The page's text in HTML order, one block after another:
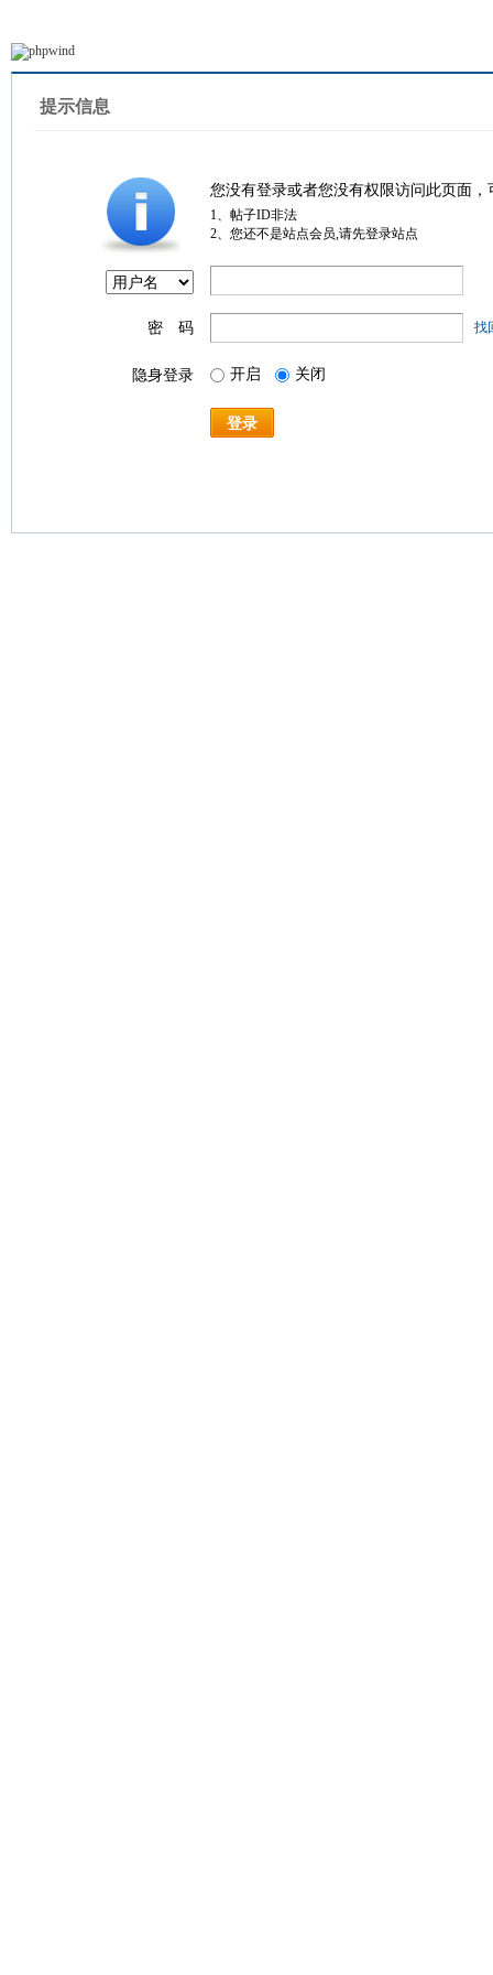
提示信息
您没有登录或者您没有权限访问此页面
1、帖子ID非法
2、您还不是站点会员,请先登录站点
密 码 找
隐身登录 开启 关闭
登录